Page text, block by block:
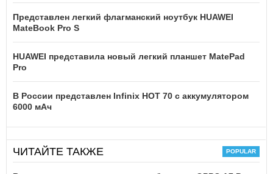
Представлен легкий флагманский ноутбук HUAWEI
MateBook Pro S
HUAWEI представила новый легкий планшет MatePad
Pro
В России представлен Infinix HOT 70 с аккумулятором
6000 мАч
ЧИТАЙТЕ ТАКЖЕ